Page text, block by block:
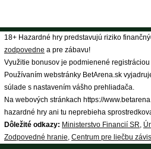
18+ Hazardné hry predstavujú riziko
zodpovedne a pre zábavu!
Využitie bonusov je podmienené registráciou
Používaním webstránky BetArena.sk
súlade s nastavením vášho prehliadača.
Na webových stránkach https://
hazardné hry ani tu neprebieha
Dôležité odkazy: Ministerstvo Financií SR,
Zodpovedné hranie, Centrum pre liečbu